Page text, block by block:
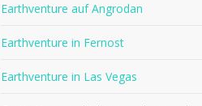
Earthventure auf Angrodan
Earthventure in Fernost
Earthventure in Las Vegas